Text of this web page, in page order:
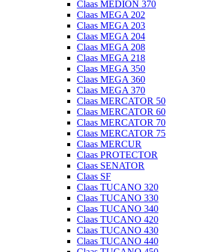
Claas MEDION 370
Claas MEGA 202
Claas MEGA 203
Claas MEGA 204
Claas MEGA 208
Claas MEGA 218
Claas MEGA 350
Claas MEGA 360
Claas MEGA 370
Claas MERCATOR 50
Claas MERCATOR 60
Claas MERCATOR 70
Claas MERCATOR 75
Claas MERCUR
Claas PROTECTOR
Claas SENATOR
Claas SF
Claas TUCANO 320
Claas TUCANO 330
Claas TUCANO 340
Claas TUCANO 420
Claas TUCANO 430
Claas TUCANO 440